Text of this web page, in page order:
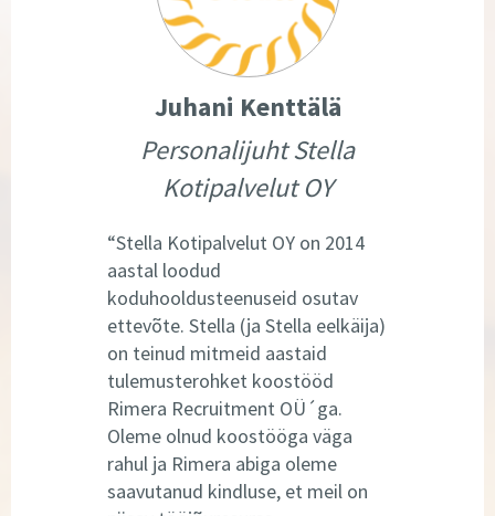
Juhani Kenttälä
Personalijuht Stella
Kotipalvelut OY
Stella Kotipalvelut OY on 2014
aastal loodud
koduhooldusteenuseid osutav
ettevõte. Stella (ja Stella eelkäija)
on teinud mitmeid aastaid
tulemusterohket koostööd
Rimera Recruitment OÜ´ga.
Oleme olnud koostööga väga
rahul ja Rimera abiga oleme
saavutanud kindluse, et meil on